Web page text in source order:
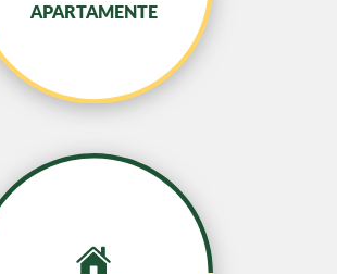
APARTAMENTE